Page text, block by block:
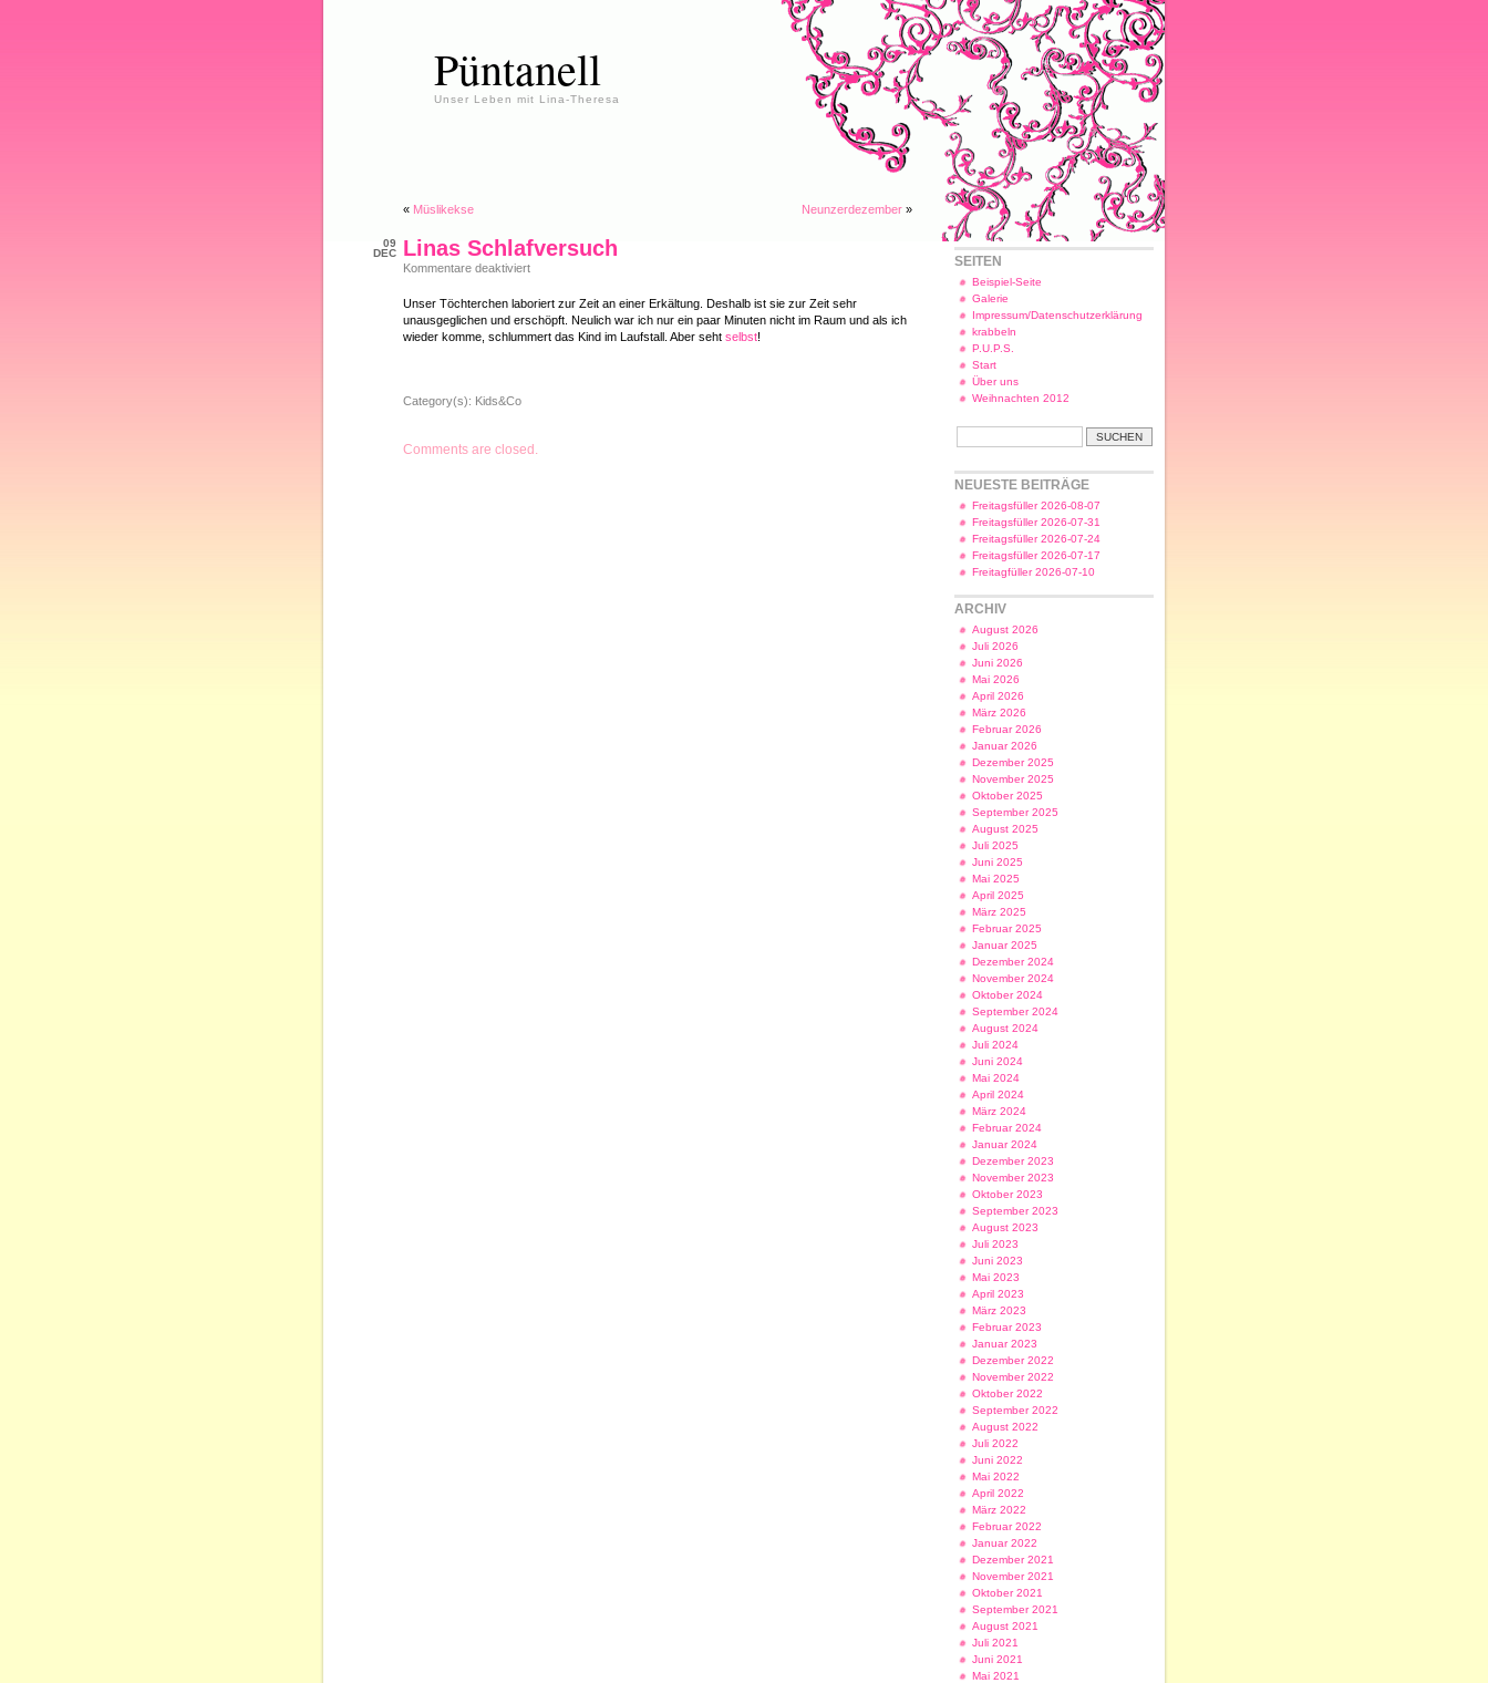
Püntanell
Unser Leben mit Lina-Theresa
« Müslikekse Neunzerdezember »
09
DEC
Linas Schlafversuch
Kommentare deaktiviertfür
Unser Töchterchen laboriert zur Zeit an einer Erkältung. Deshalb ist sie zur Zeit sehr
unausgeglichen und erschöpft. Neulich war ich nur ein paar Minuten nicht im Raum und als ich
wieder komme, schlummert das Kind im Laufstall. Aber seht selbst!
Category(s): Kids&Co
Comments are closed.
SEITEN
Beispiel-Seite
Galerie
Impressum/Datenschutzerklärung
krabbeln
P.U.P.S.
Start
Über uns
Weihnachten 2012
NEUESTE BEITRÄGE
Freitagsfüller 2026-08-07
Freitagsfüller 2026-07-31
Freitagsfüller 2026-07-24
Freitagsfüller 2026-07-17
Freitagfüller 2026-07-10
ARCHIV
August 2026
Juli 2026
Juni 2026
Mai 2026
April 2026
März 2026
Februar 2026
Januar 2026
Dezember 2025
November 2025
Oktober 2025
September 2025
August 2025
Juli 2025
Juni 2025
Mai 2025
April 2025
März 2025
Februar 2025
Januar 2025
Dezember 2024
November 2024
Oktober 2024
September 2024
August 2024
Juli 2024
Juni 2024
Mai 2024
April 2024
März 2024
Februar 2024
Januar 2024
Dezember 2023
November 2023
Oktober 2023
September 2023
August 2023
Juli 2023
Juni 2023
Mai 2023
April 2023
März 2023
Februar 2023
Januar 2023
Dezember 2022
November 2022
Oktober 2022
September 2022
August 2022
Juli 2022
Juni 2022
Mai 2022
April 2022
März 2022
Februar 2022
Januar 2022
Dezember 2021
November 2021
Oktober 2021
September 2021
August 2021
Juli 2021
Juni 2021
Mai 2021